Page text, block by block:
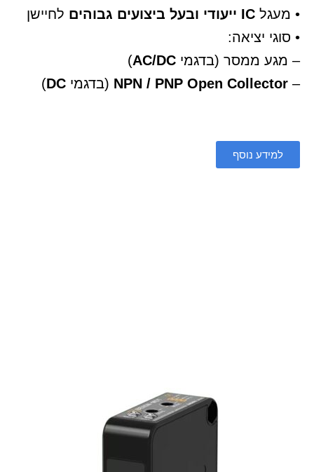
• מעגל IC ייעודי ובעל ביצועים גבוהים
לחיישן
• סוגי יציאה:
– מגע ממסר (בדגמי AC/DC
)
–
NPN / PNP Open Collector (בדגמי DC
)
למידע נוסף